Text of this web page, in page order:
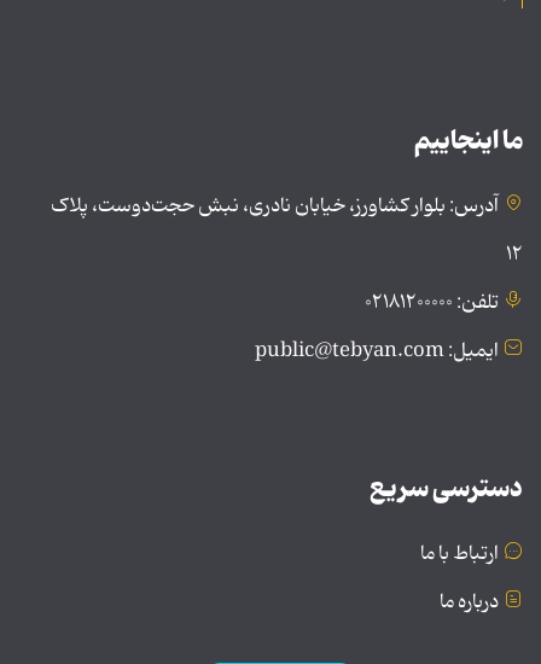
ما اینجاییم
آدرس: بلوار کشاورز، خیابان نادری، نبش حجت‌دوست، پلاک
۱۲
تلفن: ۰۲۱۸۱۲۰۰۰۰۰
ایمیل: public@tebyan.com
دسترسی سریع
ارتباط با ما
درباره ما